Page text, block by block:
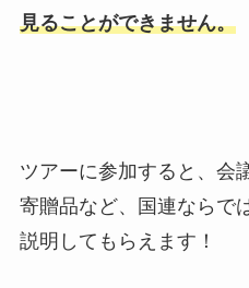
見ることができません。
ツアーに参加すると、会
寄贈品など、国連ならで
説明してもらえます！